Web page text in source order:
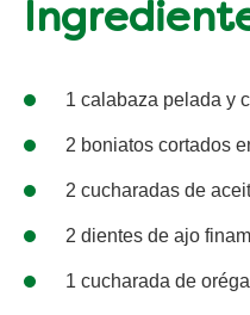
1 calabaza pelada y
2 boniatos cortados
2 cucharadas de
2 dientes de ajo
1 cucharada de